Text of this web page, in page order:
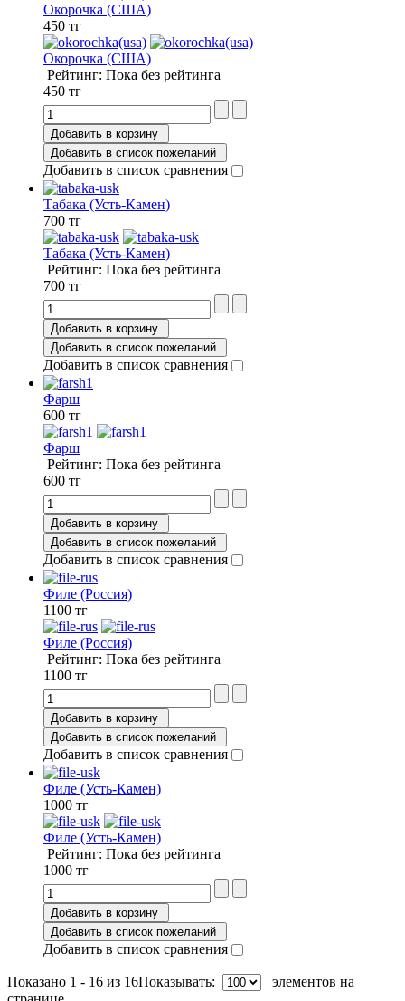
Окорочка (США)
450 тг
Окорочка (США)
Рейтинг: Пока без рейтинга
450 тг
Добавить в корзину
Добавить в список пожеланий
Добавить в список сравнения
Табака (Усть-Камен)
700 тг
Табака (Усть-Камен)
Рейтинг: Пока без рейтинга
700 тг
Добавить в корзину
Добавить в список пожеланий
Добавить в список сравнения
Фарш
600 тг
Фарш
Рейтинг: Пока без рейтинга
600 тг
Добавить в корзину
Добавить в список пожеланий
Добавить в список сравнения
Филе (Россия)
1100 тг
Филе (Россия)
Рейтинг: Пока без рейтинга
1100 тг
Добавить в корзину
Добавить в список пожеланий
Добавить в список сравнения
Филе (Усть-Камен)
1000 тг
Филе (Усть-Камен)
Рейтинг: Пока без рейтинга
1000 тг
Добавить в корзину
Добавить в список пожеланий
Добавить в список сравнения
Показано 1 - 16 из 16Показывать:
элементов на